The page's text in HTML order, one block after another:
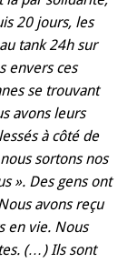
20 jours, les
tank 24h sur
envers ces
se trouvant
avons leurs
à côté de
sortons nos
». Des gens ont
avons reçu
en vie. Nous
(…) Ils sont